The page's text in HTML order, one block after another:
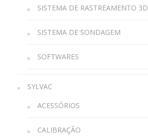
SISTEMA DE RASTREAMENTO 3D
SISTEMA DE SONDAGEM
SOFTWARES
SYLVAC
ACESSÓRIOS
CALIBRAÇÃO